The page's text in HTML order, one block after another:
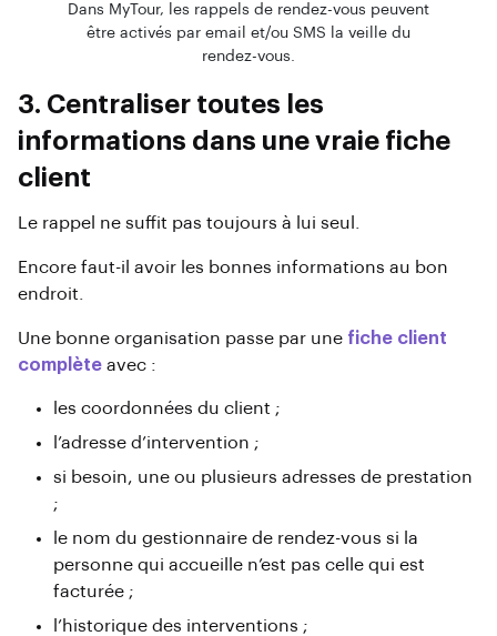
Dans MyTour, les rappels de rendez-vous peuvent
être activés par email et/ou SMS la veille du
rendez-vous.
3. Centraliser toutes les
informations dans une vraie fiche
client
Le rappel ne suffit pas toujours à lui seul.
Encore faut-il avoir les bonnes informations au bon
endroit.
Une bonne organisation passe par une fiche client
complète avec :
les coordonnées du client ;
l’adresse d’intervention ;
si besoin, une ou plusieurs adresses de prestation
;
le nom du gestionnaire de rendez-vous si la
personne qui accueille n’est pas celle qui est
facturée ;
l’historique des interventions ;